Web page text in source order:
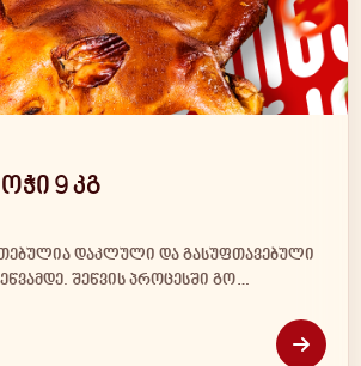
9 კგ
დაკლული და გასუფთავებული
შეწვის პროცესში გო…